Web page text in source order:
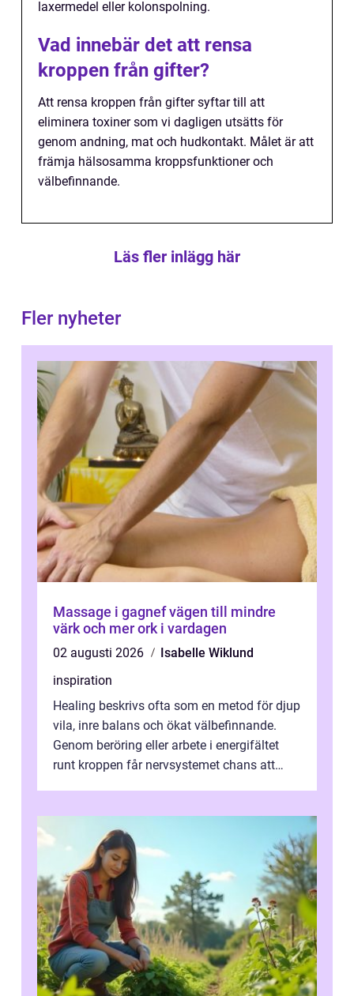
laxermedel eller kolonspolning.
Vad innebär det att rensa
kroppen från gifter?
Att rensa kroppen från gifter syftar till att
eliminera toxiner som vi dagligen utsätts för
genom andning, mat och hudkontakt. Målet är att
främja hälsosamma kroppsfunktioner och
välbefinnande.
Läs fler inlägg här
Fler nyheter
Massage i gagnef vägen till mindre
värk och mer ork i vardagen
02 augusti 2026
Isabelle Wiklund
inspiration
Healing beskrivs ofta som en metod för djup
vila, inre balans och ökat välbefinnande.
Genom beröring eller arbete i energifältet
runt kroppen får nervsystemet chans att